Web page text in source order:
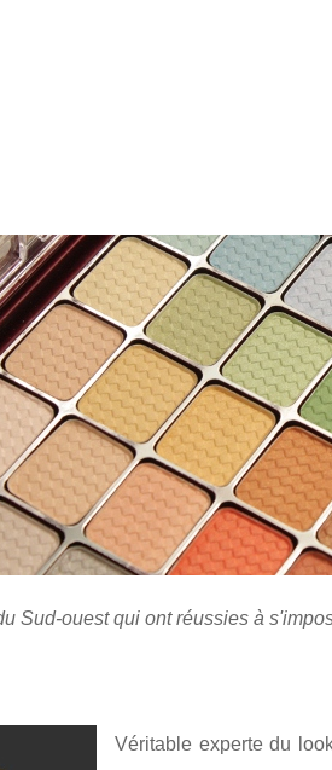
Sud-ouest qui ont réussies à
Véritable experte du